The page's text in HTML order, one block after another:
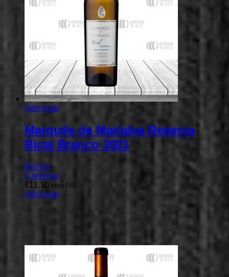
Adicionar
Marquês de Marialva Reserva
Bical Branco 2021
Branco
0 reviews
€11,10 com IVA
Adicionar